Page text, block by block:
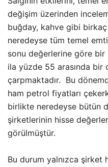
değişim üzerinden
buğday, kahve gibi birkaç
neredeyse tüm temel
sonu değerlerine göre bir
ila yüzde 55 arasında
çarpmaktadır. Bu
ham petrol fiyatları
birlikte neredeyse bütün
şirketlerinin hisse
görülmüştür.
Bu durum yalnızca şirket